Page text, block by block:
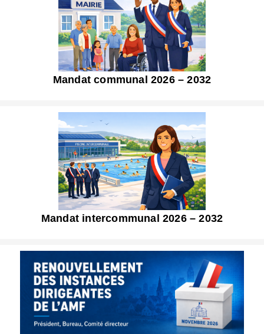
Mandat communal 2026 – 2032
Mandat intercommunal 2026 – 2032